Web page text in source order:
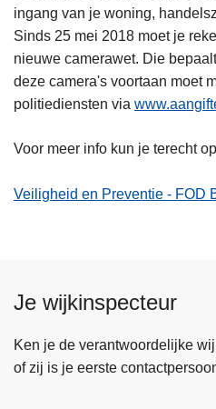
ingang van je woning,
Sinds 25 mei 2018 moet je
nieuwe camerawet. Die
deze camera's voortaan moet
politiediensten via
Voor meer info kun je terecht
Veiligheid en Preventie - FOD
Je wijkinspecteur
Ken je de verantwoordelijke
of zij is je eerste